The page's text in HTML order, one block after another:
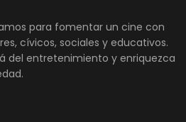
para fomentar un cine con
cívicos, sociales y educativos.
del entretenimiento y enriquezca